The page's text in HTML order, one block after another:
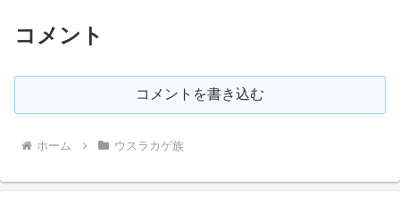
コメント
コメントを書き込む
ホーム ウスラカゲ族